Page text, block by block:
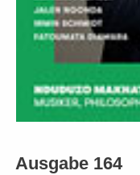
Ausgabe 164